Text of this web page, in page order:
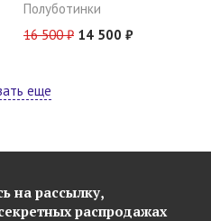
Полуботинки
16 500 ₽ 14 500 ₽
еще
на рассылку,
распродажах